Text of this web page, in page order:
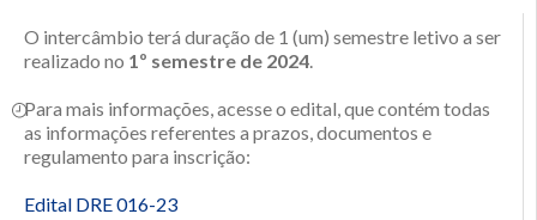
O intercâmbio terá duração de 1 (um) semestre letivo a ser
realizado no 1º semestre de 2024
Para mais informações, acesse o edital, que contém todas
as informações referentes a prazos, documentos e
regulamento para inscrição:
Edital DRE 016-23